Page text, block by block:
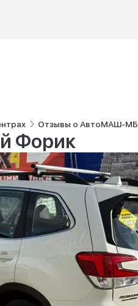
Отзывы о АвтоМАШ-МБ
Форик